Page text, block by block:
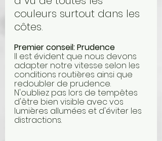
couleurs surtout dans les
côtes.
Premier conseil: Prudence
Il est évident que nous devons
adapter notre vitesse selon les
conditions routières ainsi que
redoubler de prudence.
N'oubliez pas lors de tempêtes
d'être bien visible avec vos
lumières allumées et d'éviter les
distractions.